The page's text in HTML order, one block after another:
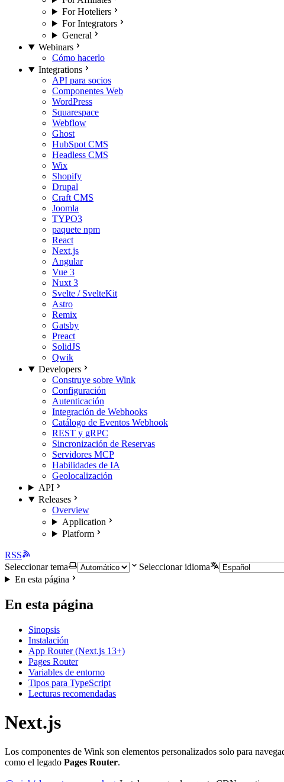
For Hoteliers
For Integrators
General
Webinars
Cómo hacerlo
Integrations
API para socios
Componentes Web
WordPress
Squarespace
Webflow
Ghost
HubSpot CMS
Headless CMS
Wix
Shopify
Drupal
Craft CMS
Joomla
TYPO3
paquete npm
React
Next.js
Angular
Vue 3
Nuxt 3
Svelte / SvelteKit
Astro
Remix
Gatsby
Preact
SolidJS
Qwik
Developers
Construye sobre Wink
Configuración
Autenticación
Integración de Webhooks
Catálogo de Eventos Webhook
REST y gRPC
Sincronización de Reservas
Servidores MCP
Habilidades de IA
Geolocalización
API
Releases
Overview
Application
Platform
RSS
Seleccionar tema
Seleccionar idioma
En esta página
En esta página
Sinopsis
Instalación
App Router (Next.js 13+)
Pages Router
Variables de entorno
Tipos para TypeScript
Lecturas recomendadas
Next.js
Los componentes de Wink son elementos personalizados solo para
como el legado Pages Router.